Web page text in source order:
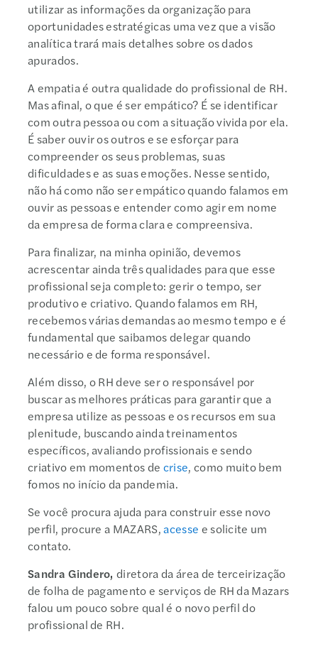
utilizar as informações da organização para
oportunidades estratégicas uma vez que a visão
analítica trará mais detalhes sobre os dados
apurados.
A empatia é outra qualidade do profissional de RH.
Mas afinal, o que é ser empático? É se identificar
com outra pessoa ou com a situação vivida por ela.
É saber ouvir os outros e se esforçar para
compreender os seus problemas, suas
dificuldades e as suas emoções. Nesse sentido,
não há como não ser empático quando falamos em
ouvir as pessoas e entender como agir em nome
da empresa de forma clara e compreensiva.
Para finalizar, na minha opinião, devemos
acrescentar ainda três qualidades para que esse
profissional seja completo: gerir o tempo, ser
produtivo e criativo. Quando falamos em RH,
recebemos várias demandas ao mesmo tempo e é
fundamental que saibamos delegar quando
necessário e de forma responsável.
Além disso, o RH deve ser o responsável por
buscar as melhores práticas para garantir que a
empresa utilize as pessoas e os recursos em sua
plenitude, buscando ainda treinamentos
específicos, avaliando profissionais e sendo
criativo em momentos de crise, como muito bem
fomos no início da pandemia.
Se você procura ajuda para construir esse novo
perfil, procure a MAZARS,acesse e solicite um
contato.
Sandra Gindero,diretora da área de terceirização
de folha de pagamento e serviços de RH da Mazars
falou um pouco sobre qual é o novo perfil do
profissional de RH.